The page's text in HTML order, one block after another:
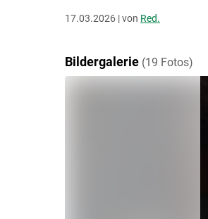
17.03.2026 | von Red.
Bildergalerie (19 Fotos)